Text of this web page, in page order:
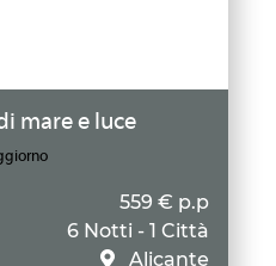
mare e luce
559 € p.p
6 Notti - 1 Città
Alicante